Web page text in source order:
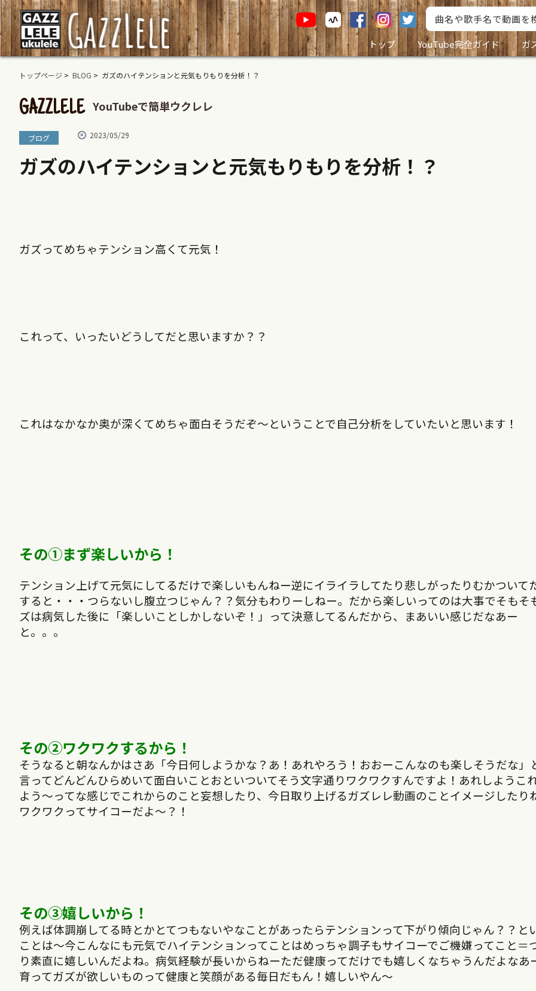
トップ YouTube完全ガイド ガ
トップページ > BLOG > ガズのハイテンションと元気もりもりを分析！？
GAZZLELE YouTubeで簡単ウクレレ
ブログ 2023/05/29
ガズのハイテンションと元気もりもりを分析！？
ガズってめちゃテンション高くて元気！
これって、いったいどうしてだと思いますか？？
これはなかなか奥が深くてめちゃ面白そうだぞ〜ということで自己分析をしていたいと思います！
その①まず楽しいから！
テンション上げて元気にしてるだけで楽しいもんねー逆にイライラしてたり悲しがったりむかついて
すると・・・つらないし腹立つじゃん？？気分もわりーしねー。だから楽しいってのは大事でそもそ
ズは病気した後に「楽しいことしかしないぞ！」って決意してるんだから、まあいい感じだなあー
と。。。
その②ワクワクするから！
そうなると朝なんかはさあ「今日何しようかな？あ！あれやろう！おおーこんなのも楽しそうだな」
言ってどんどんひらめいて面白いことおといついてそう文字通りワクワクすんですよ！あれしようこ
よう〜ってな感じでこれからのこと妄想したり、今日取り上げるガズレレ動画のことイメージしたり
ワクワクってサイコーだよ〜？！
その③嬉しいから！
例えば体調崩してる時とかとてつもないやなことがあったらテンションって下がり傾向じゃん？？と
ことは〜今こんなにも元気でハイテンションってことはめっちゃ調子もサイコーでご機嫌ってこと＝
り素直に嬉しいんだよね。病気経験が長いからねーただ健康ってだけでも嬉しくなちゃうんだよなあ
育ってガズが欲しいものって健康と笑顔がある毎日だもん！嬉しいやん〜